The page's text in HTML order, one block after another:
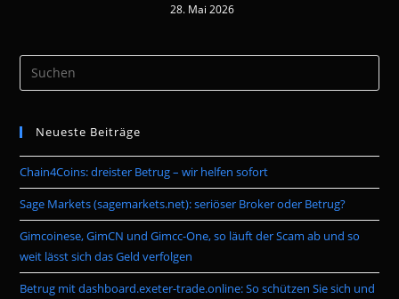
28. Mai 2026
the
Neueste Beiträge
Chain4Coins: dreister Betrug – wir helfen sofort
Sage Markets (sagemarkets.net): seriöser Broker oder Betrug?
Gimcoinese, GimCN und Gimcc-One, so läuft der Scam ab und so
weit lässt sich das Geld verfolgen
Betrug mit dashboard.exeter-trade.online: So schützen Sie sich und